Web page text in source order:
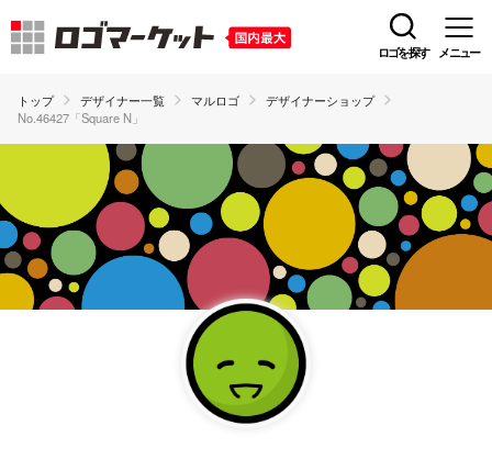
ロゴを探す メニュー
トップ デザイナー一覧 マルロゴ
デザイナーショップ
No.46427「Square N」